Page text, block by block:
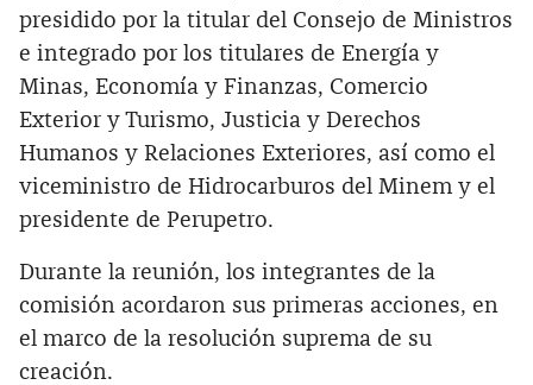
presidido por la titular del Consejo de Ministros
e integrado por los titulares de Energía y
Minas, Economía y Finanzas, Comercio
Exterior y Turismo, Justicia y Derechos
Humanos y Relaciones Exteriores, así como el
viceministro de Hidrocarburos del Minem y el
presidente de Perupetro.
Durante la reunión, los integrantes de la
comisión acordaron sus primeras acciones, en
el marco de la resolución suprema de su
creación.